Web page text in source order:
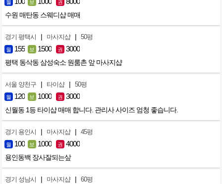
월 보 권
수원 매탄동 스웨디샵 매매
경기 평택시 | 마사지샵 | 50평
월 155 보 1500 권 3000
평택 동삭동 삼성숙소 원룸촌 앞 마사지샵
서울 양천구 | 타이샵 | 50평
월 120 보 1000 권 3000
신월동 1등 타이샵 매매 합니다. 관리사 사이즈 엄청 좋습니다.
경기 용인시 | 마사지샵 | 45평
월 100 보 1000 권 4000
용인동백 장사잘되는샆
경기 성남시 | 마사지샵 | 60평